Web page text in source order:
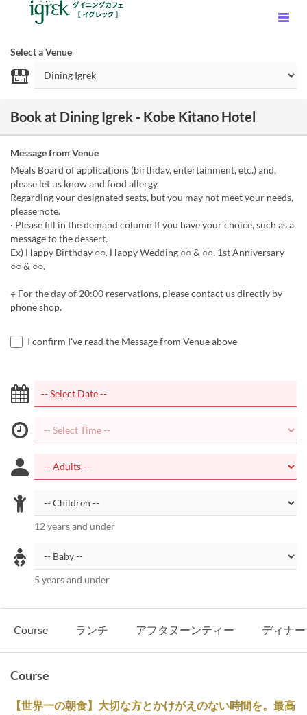
Select a Venue
Book at Dining Igrek - Kobe Kitano Hotel
Message from Venue
Meals Board of applications (birthday, entertainment, etc.) and,
please let us know and food allergy.
Regarding your designated seats, but you may not meet your needs,
please note.
· Please fill in the demand column If you have your choice, such as a
message to the dessert.
Ex) Happy Birthday ○○. Happy Wedding ○○ & ○○. 1st Anniversary
○○ & ○○.
※ For the day of 20:00 reservations, please contact us directly by
phone shop.
I confirm I've read the Message from Venue above
12 years and under
5 years and under
Course ランチ アフタヌーンティー ディナー
Course
【世界一の朝食】大切な方とかけがえのない時間を。最高